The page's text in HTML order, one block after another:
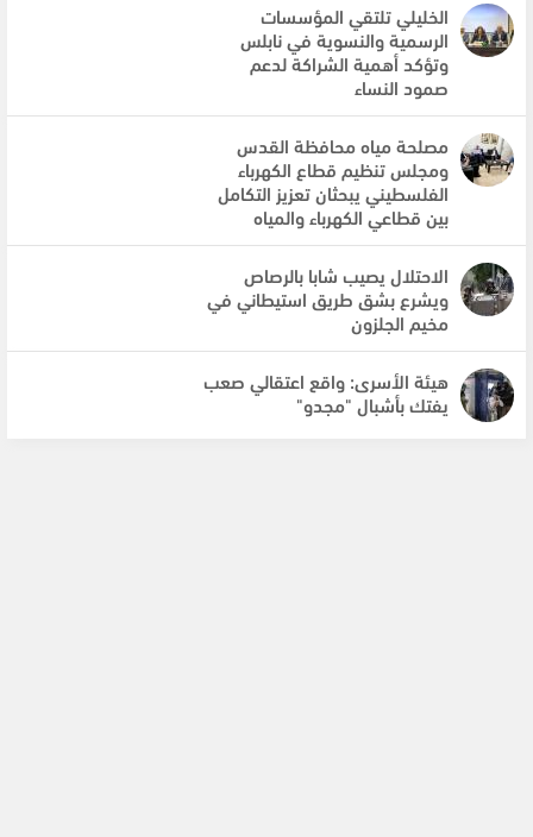
الخليلي تلتقي المؤسسات
الرسمية والنسوية في نابلس
وتؤكد أهمية الشراكة لدعم
صمود النساء
مصلحة مياه محافظة القدس
ومجلس تنظيم قطاع الكهرباء
الفلسطيني يبحثان تعزيز التكامل
بين قطاعي الكهرباء والمياه
الاحتلال يصيب شابا بالرصاص
ويشرع بشق طريق استيطاني في
مخيم الجلزون
هيئة الأسرى: واقع اعتقالي صعب
يفتك بأشبال "مجدو"